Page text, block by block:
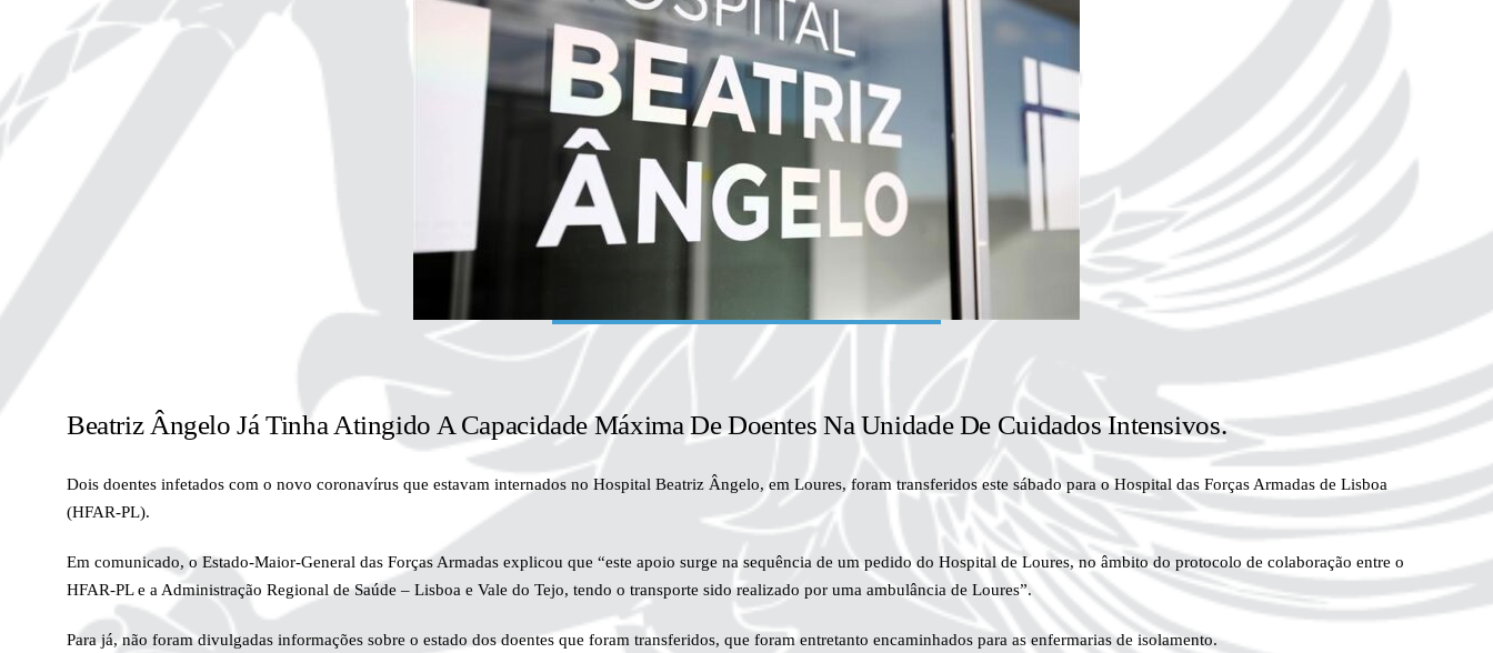
Beatriz Ângelo Já Tinha Atingido A Capacidade Máxima De Doentes Na Unidade De Cuidados Intensivos.
Dois doentes infetados com o novo coronavírus que estavam internados no Hospital Beatriz Ângelo, em Loures, foram transferidos este sábado para o Hospital das Forças Armadas de Lisboa
(HFAR-PL).
Em comunicado, o Estado-Maior-General das Forças Armadas explicou que “este apoio surge na sequência de um pedido do Hospital de Loures, no âmbito do protocolo de colaboração entre o
HFAR-PL e a Administração Regional de Saúde – Lisboa e Vale do Tejo, tendo o transporte sido realizado por uma ambulância de Loures”.
Para já, não foram divulgadas informações sobre o estado dos doentes que foram transferidos, que foram entretanto encaminhados para as enfermarias de isolamento.